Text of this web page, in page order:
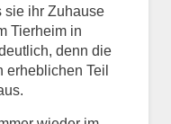
sie ihr Zuhause
Tierheim in
denn die
erheblichen Teil